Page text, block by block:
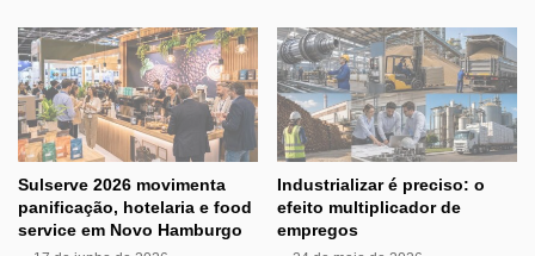
Sulserve 2026 movimenta
panificação, hotelaria e food
service em Novo Hamburgo
Industrializar é preciso: o
efeito multiplicador de
empregos